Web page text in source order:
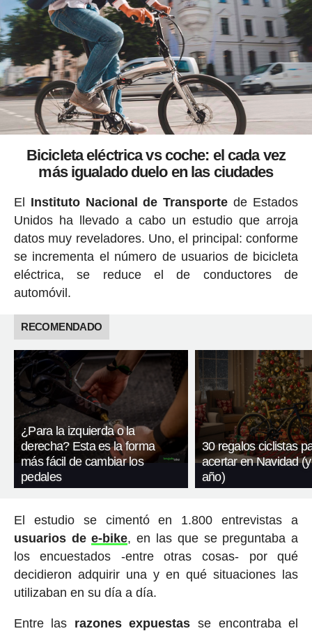
Bicicleta eléctrica vs coche: el cada vez
más igualado duelo en las ciudades
El Instituto Nacional de Transporte de Estados
Unidos ha llevado a cabo un estudio que arroja
datos muy reveladores. Uno, el principal: conforme
se incrementa el número de usuarios de bicicleta
eléctrica, se reduce el de conductores de
automóvil.
RECOMENDADO
¿Para la izquierda o la
derecha? Esta es la forma
más fácil de cambiar los
pedales
30 regalos ciclistas
acertar en Navidad
año)
El estudio se cimentó en 1.800 entrevistas a
usuarios dee-bike, en las que se preguntaba a
los encuestados -entre otras cosas- por qué
decidieron adquirir una y en qué situaciones las
utilizaban en su día a día.
Entre las razones expuestas se encontraba el